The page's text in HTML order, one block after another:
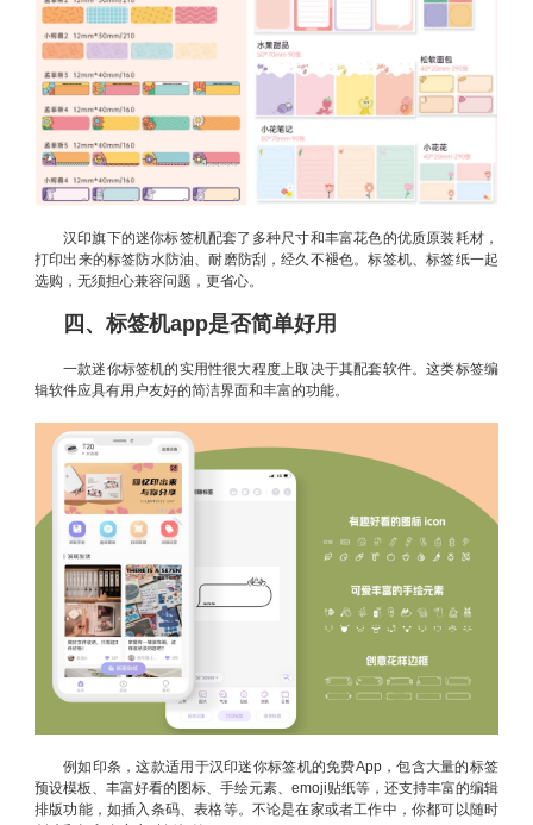
汉印旗下的迷你标签机配套了多种尺寸和丰富花色的优质原装耗材，
打印出来的标签防水防油、耐磨防刮，经久不褪色。标签机、标签纸一起
选购，无须担心兼容问题，更省心。
四、标签机app是否简单好用
一款迷你标签机的实用性很大程度上取决于其配套软件。这类标签编
辑软件应具有用户友好的简洁界面和丰富的功能。
例如印条，这款适用于汉印迷你标签机的免费App，包含大量的标签
预设模板、丰富好看的图标、手绘元素、emoji贴纸等，还支持丰富的编辑
排版功能，如插入条码、表格等。不论是在家或者工作中，你都可以随时